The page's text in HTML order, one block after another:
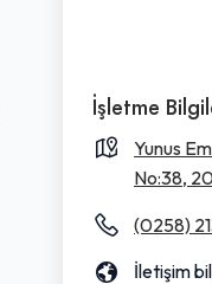
İşletme
Yunus
No:38,
(0258)
İletişim